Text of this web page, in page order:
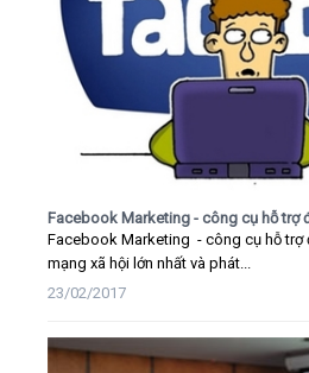
Facebook Marketing - công cụ hỗ trợ
Facebook Marketing - công cụ hỗ
mạng xã hội lớn nhất và phát...
23/02/2017